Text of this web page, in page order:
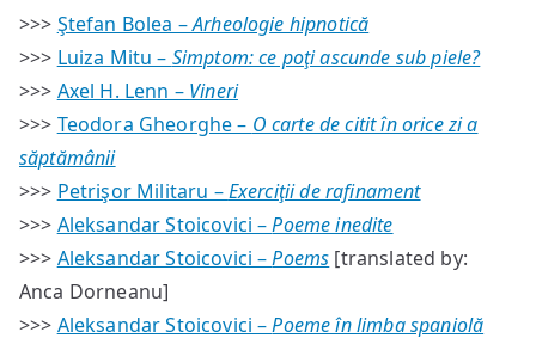
>>> Ştefan Bolea –Arheologie hipnotică
>>> Luiza Mitu – Simptom: ce poţi ascunde sub piele?
>>> Axel H. Lenn – Vineri
>>> Teodora Gheorghe – O carte de citit în orice zi a
săptămânii
>>> Petrişor Militaru –Exerciţii de rafinament
>>> Aleksandar Stoicovici –Poeme inedite
>>> Aleksandar Stoicovici –Poems [translated by:
Anca Dorneanu]
>>> Aleksandar Stoicovici –Poeme în limba spaniolă